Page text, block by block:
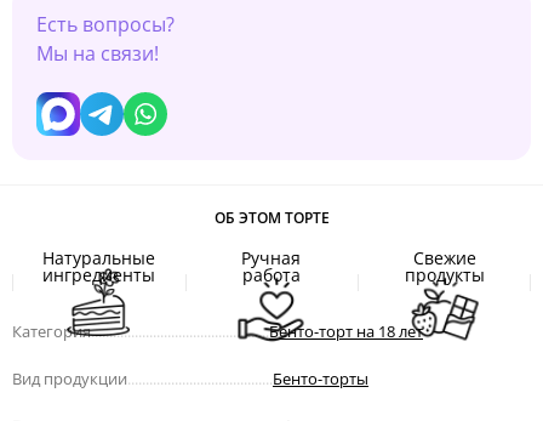
Есть вопросы?
Мы на связи!
ОБ ЭТОМ ТОРТЕ
Натуральные
ингредиенты
Ручная
работа
Свежие
продукты
Категория.................................................Бенто-торт на 18 лет
Вид продукции Бенто-торты